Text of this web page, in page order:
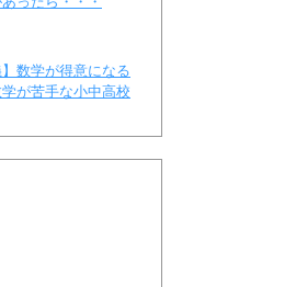
】数学が得意になる
が苦手な小中高校